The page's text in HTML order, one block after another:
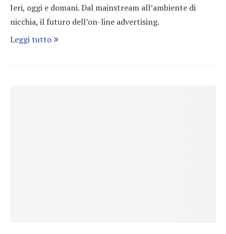
Ieri, oggi e domani. Dal mainstream all’ambiente di
nicchia, il futuro dell’on-line advertising.
Leggi tutto